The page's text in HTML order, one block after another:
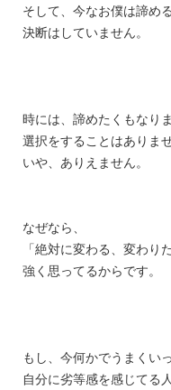
そして、今なお僕は諦め
決断はしていません。
時には、諦めたくもなり
選択をすることはありませ
いや、ありえません。
なぜなら、
「絶対に変わる、変わり
強く思ってるからです。
もし、今何かでうまくい
自分に劣等感を感じてる